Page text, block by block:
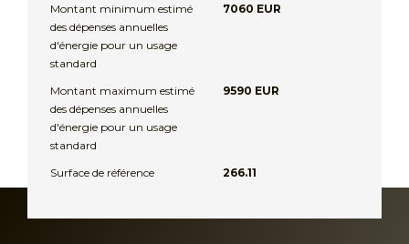
Montant minimum estimé
des dépenses annuelles
d'énergie pour un usage
standard
7060 EUR
Montant maximum estimé
des dépenses annuelles
d'énergie pour un usage
standard
9590 EUR
Surface de référence 266.11